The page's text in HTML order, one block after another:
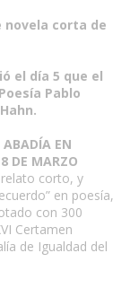
novela corta de
el día 5 que el
Pablo
EN
DE MARZO
corto, y
en poesía,
con 300
Certamen
de Igualdad del